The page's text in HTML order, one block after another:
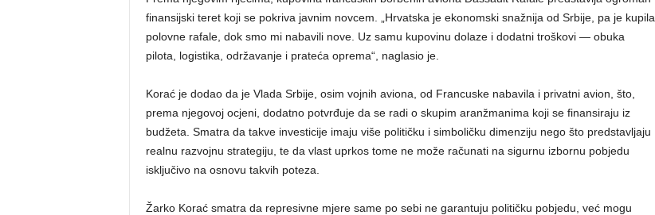
finansijski teret koji se pokriva javnim novcem. „Hrvatska je ekonomski snažnija od Srbije, pa je kupila
polovne rafale, dok smo mi nabavili nove. Uz samu kupovinu dolaze i dodatni troškovi — obuka
pilota, logistika, održavanje i prateća oprema“, naglasio je.
Korać je dodao da je Vlada Srbije, osim vojnih aviona, od Francuske nabavila i privatni avion, što,
prema njegovoj ocjeni, dodatno potvrđuje da se radi o skupim aranžmanima koji se finansiraju iz
budžeta. Smatra da takve investicije imaju više političku i simboličku dimenziju nego što predstavljaju
realnu razvojnu strategiju, te da vlast uprkos tome ne može računati na sigurnu izbornu pobjedu
isključivo na osnovu takvih poteza.
Žarko Korać smatra da represivne mjere same po sebi ne garantuju političku pobjedu, već mogu